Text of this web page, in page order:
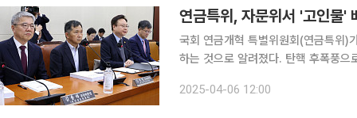
연금특위, 자문위서 '고인물'
국회 연금개혁 특별위원회(연금특위)
하는 것으로 알려졌다. 탄핵 후폭풍으로
위에 참여했던 전문가들과 접촉하고
2025-04-06 12:00